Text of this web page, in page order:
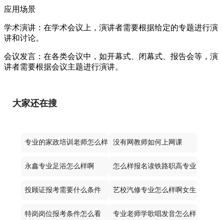
应用场景
学术演讲：在学术会议上，演讲者需要根据给定的专题进行演
讲和讨论。
会议发言：在各类会议中，如开幕式、闭幕式、报告会等，演
讲者需要根据会议主题进行演讲。
大家还在搜
专业的家政培训老师怎么样 没有网教师如何上网课
永鑫专业足浴怎么样啊 怎么样报名读铁路职高专业
投顾证报考需要什么条件 艺校汽修专业怎么样啊女生
特岗岗位报考条件怎么看 专业老师学歌唱发音怎么样